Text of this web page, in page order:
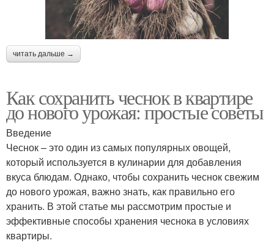
читать дальше →
Как сохранить чеснок в квартире
до нового урожая: простые советы
Введение
Чеснок – это один из самых популярных овощей,
который используется в кулинарии для добавления
вкуса блюдам. Однако, чтобы сохранить чеснок свежим
до нового урожая, важно знать, как правильно его
хранить. В этой статье мы рассмотрим простые и
эффективные способы хранения чеснока в условиях
квартиры.